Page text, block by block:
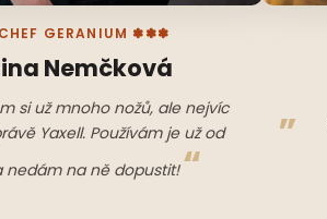
GERANIUM ✽✽✽
Nemčková
si už mnoho nožů, ale nejvíc
Yaxell. Používám je už od
nedám na ně dopustit!